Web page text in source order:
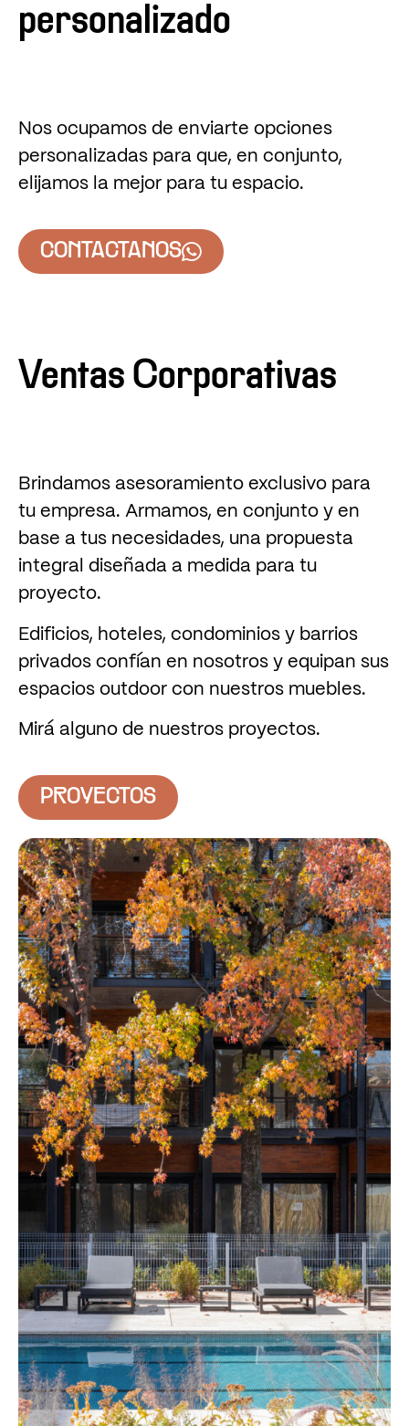
personalizado
Nos ocupamos de enviarte opciones
personalizadas para que, en conjunto,
elijamos la mejor para tu espacio.
CONTACTANOS
Ventas Corporativas
Brindamos asesoramiento exclusivo para
tu empresa. Armamos, en conjunto y en
base a tus necesidades, una propuesta
integral diseñada a medida para tu
proyecto.
Edificios, hoteles, condominios y barrios
privados confían en nosotros y equipan sus
espacios outdoor con nuestros muebles.
Mirá alguno de nuestros proyectos.
PROYECTOS